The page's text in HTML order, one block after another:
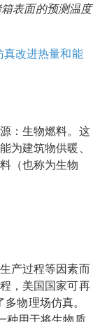
表面的预测温度
真改进热量和能
：生物燃料。这
为建筑物供暖、
（也称为生物
产过程等因素而
，美国国家可再
物理场仿真。
种用于将生物质